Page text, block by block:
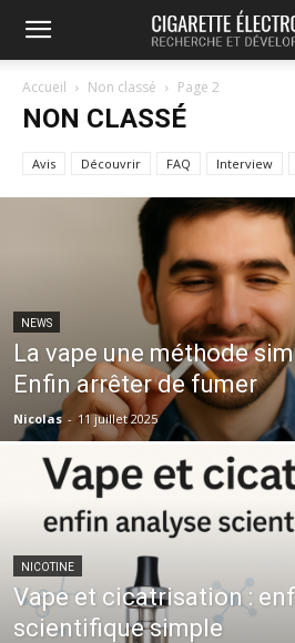
Accueil Non classé Page 2
NON CLASSÉ
Avis Découvrir FAQ Interview
NEWS
La vape une méthode
Enfin arrêter de fumer
Nicolas - 11 juillet 2025
NICOTINE
Vape et cicatrisation :
scientifique simple